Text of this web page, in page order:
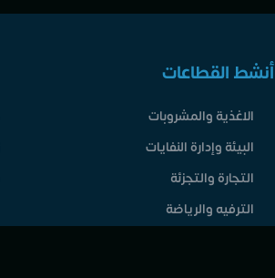
أنشط القطاعات
الاغذية والمشروبات
البيئة وإدارة النفايات
التجارة والتجزئة
الترفيه والرياضة